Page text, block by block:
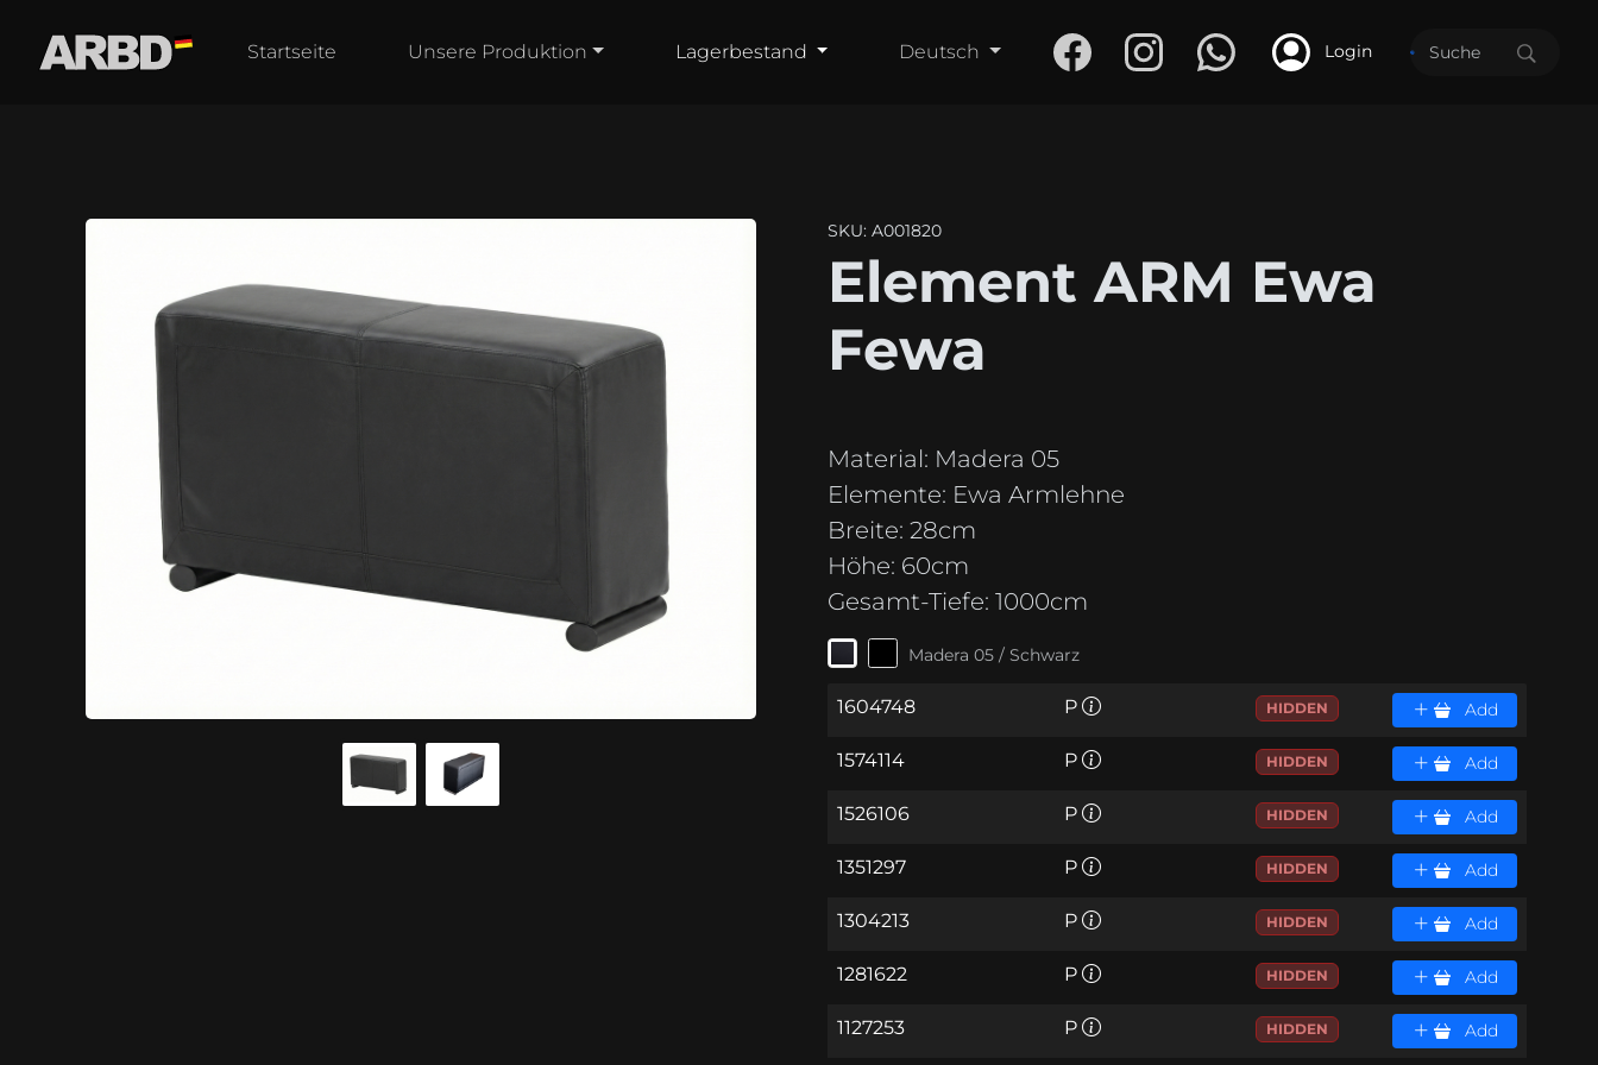
Startseite Unsere Produktion Lagerbestand Deutsch Login
SKU: A001820
Element ARM Ewa
Fewa
Material: Madera 05
Elemente: Ewa Armlehne
Breite: 28cm
Höhe: 60cm
Gesamt-Tiefe: 1000cm
Madera 05 / Schwarz
1604748 P HIDDEN Add
1574114 P HIDDEN Add
1526106 P HIDDEN Add
1351297 P HIDDEN Add
1304213 P HIDDEN Add
1281622 P HIDDEN Add
1127253 P HIDDEN Add